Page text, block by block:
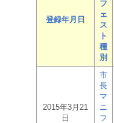
登録年月日
フ
ェ
ス
ト
種
別
2015年3月21
日
市
長
マ
ニ
フ